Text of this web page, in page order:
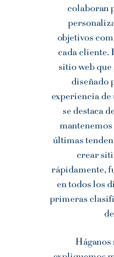
colaboran
objetivos
cada cliente.
sitio web que
diseñado
experiencia de
se destaca
últimas
crear
rápidamente,
en todos los
primeras
Háganos